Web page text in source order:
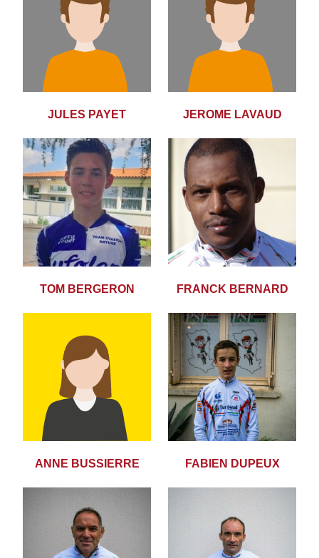
JULES PAYET JEROME LAVAUD
TOM BERGERON FRANCK BERNARD
ANNE BUSSIERRE FABIEN DUPEUX